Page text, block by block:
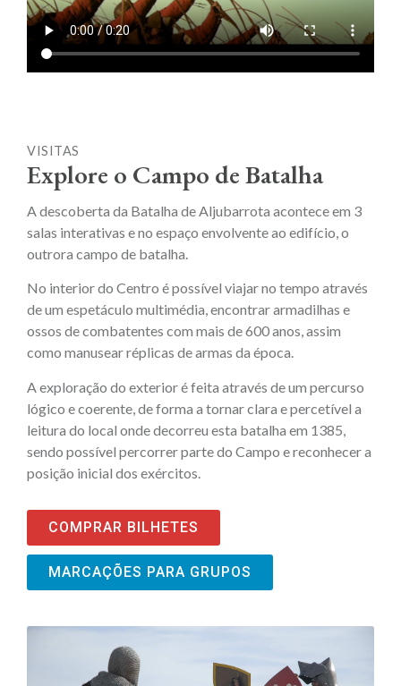
VISITAS
Explore o Campo de Batalha
A descoberta da Batalha de Aljubarrota acontece em 3
salas interativas e no espaço envolvente ao edifício, o
outrora campo de batalha.
No interior do Centro é possível viajar no tempo através
de um espetáculo multimédia, encontrar armadilhas e
ossos de combatentes com mais de 600 anos, assim
como manusear réplicas de armas da época.
A exploração do exterior é feita através de um percurso
lógico e coerente, de forma a tornar clara e percetível a
leitura do local onde decorreu esta batalha em 1385,
sendo possível percorrer parte do Campo e reconhecer a
posição inicial dos exércitos.
COMPRAR BILHETES
MARCAÇÕES PARA GRUPOS